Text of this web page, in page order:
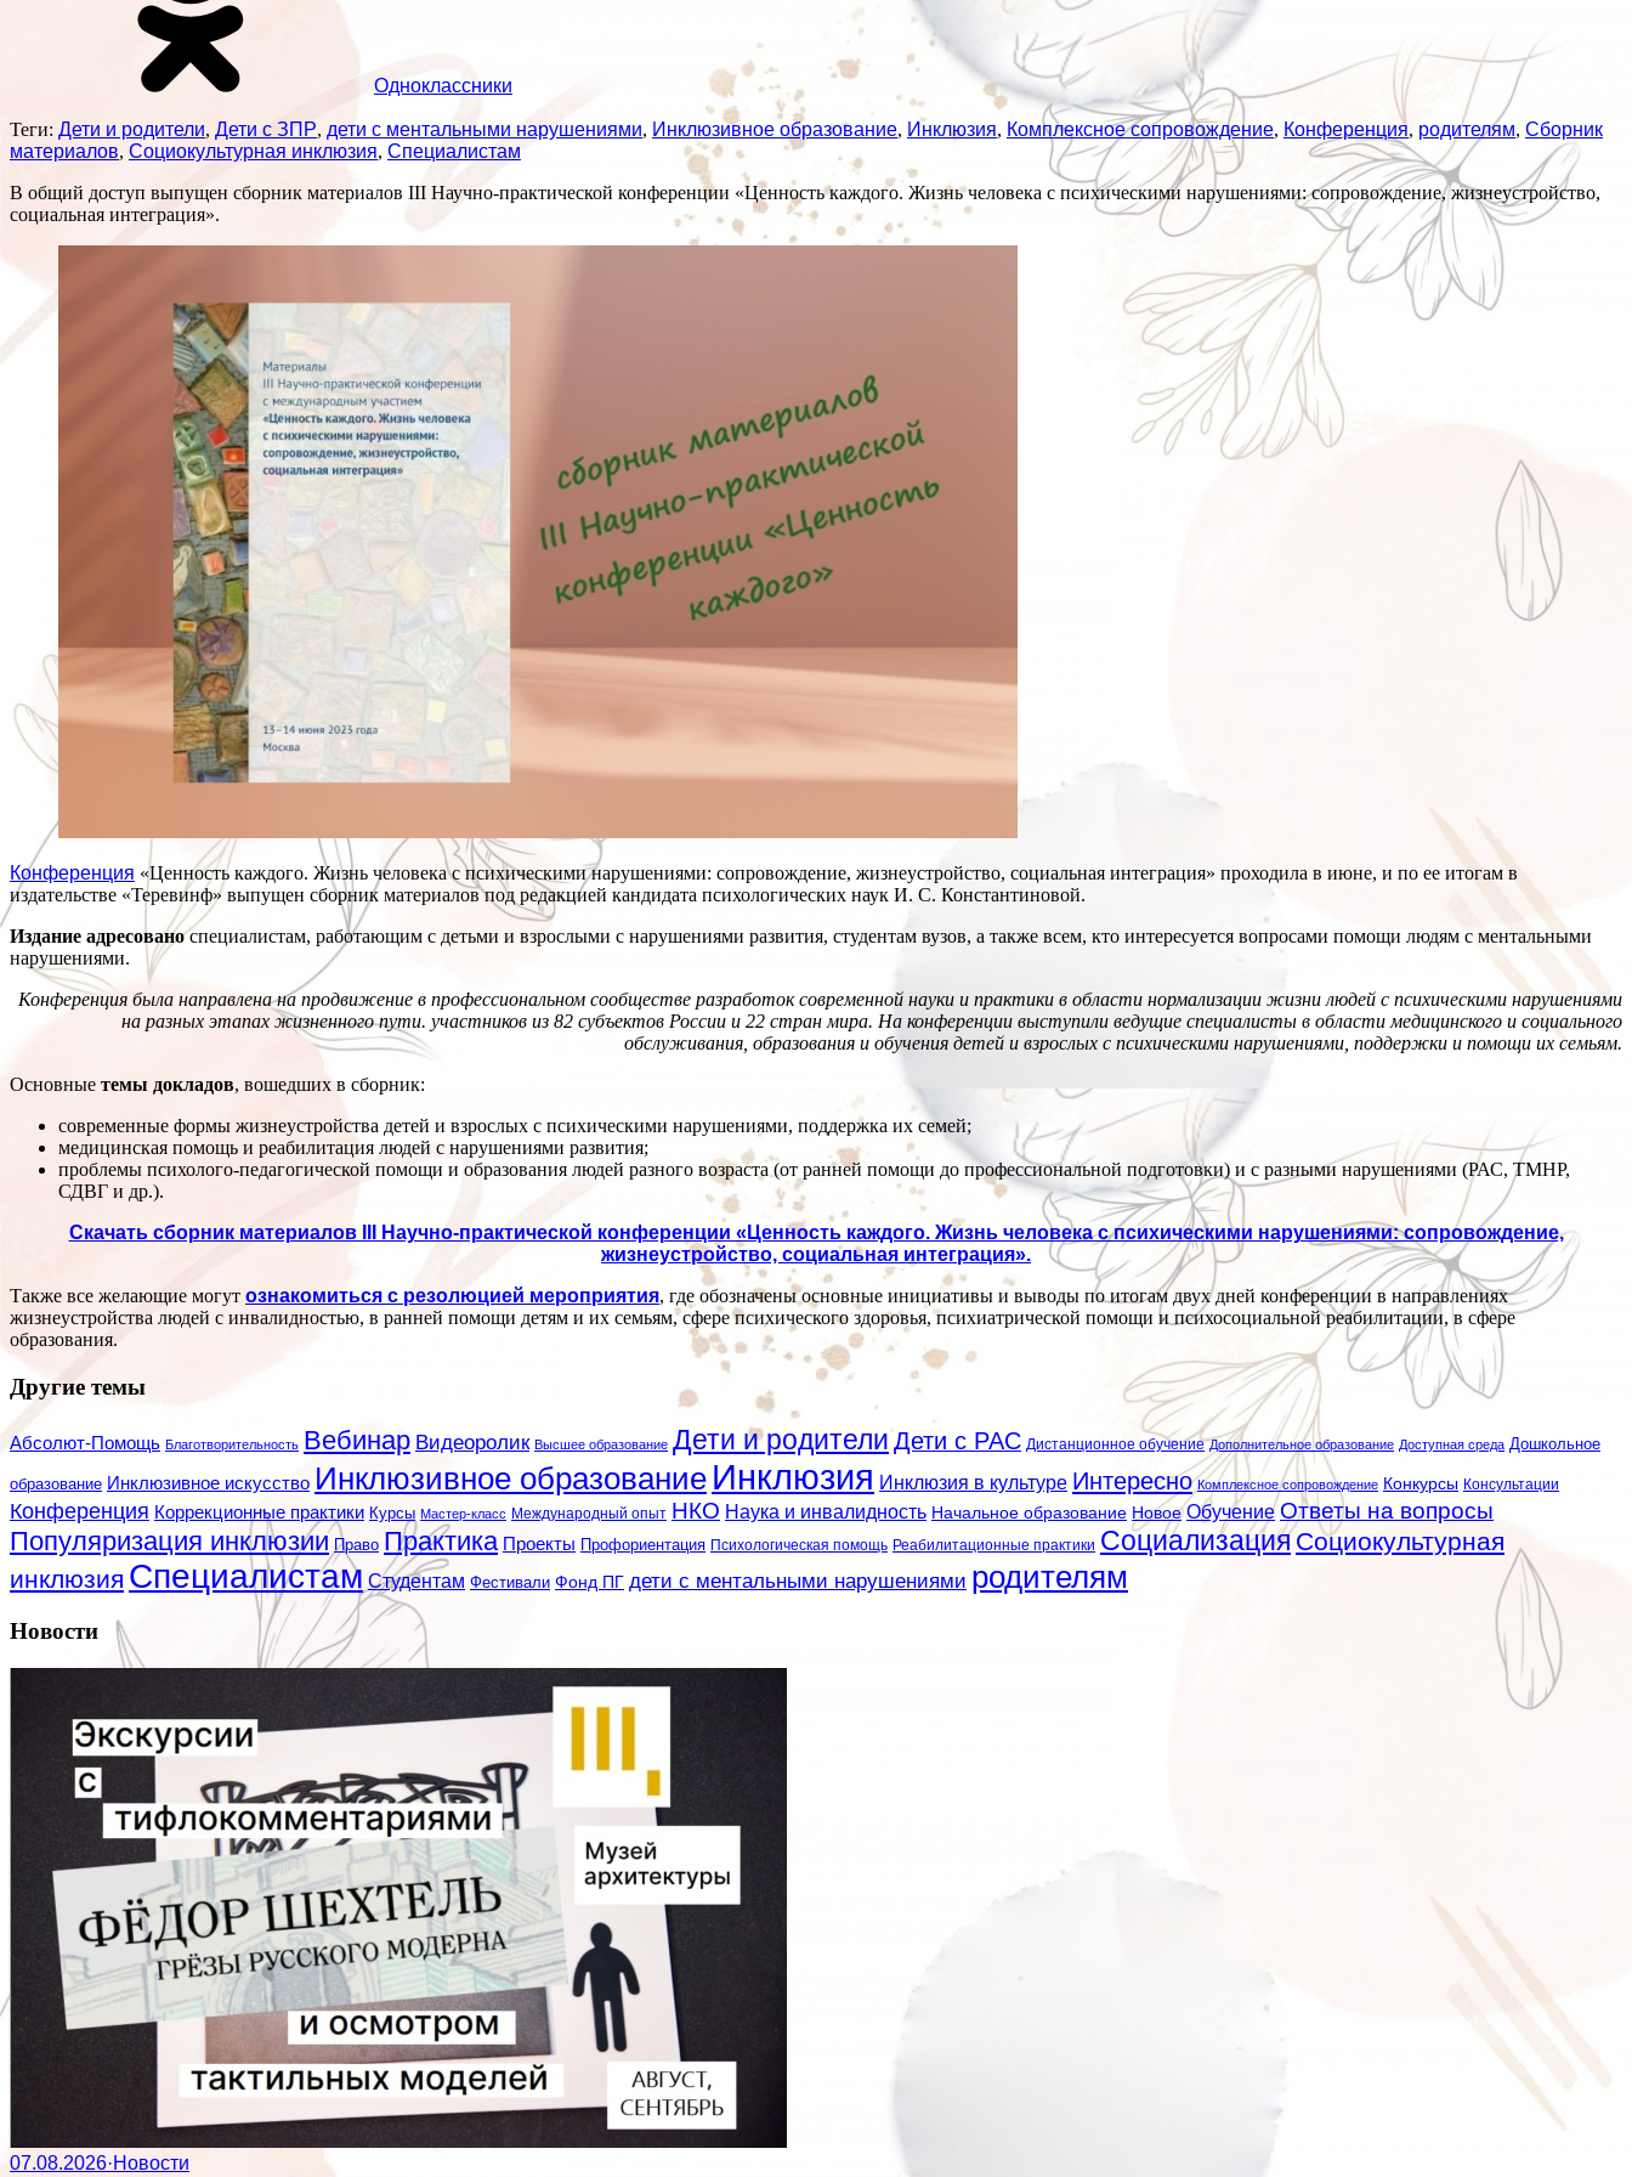
Одноклассники
Теги: Дети и родители, Дети с ЗПР, дети с ментальными нарушениями, Инклюзивное образование, Инклюзия, Комплексное сопровождение, Конференция, родителям, Сборник
материалов, Социокультурная инклюзия, Специалистам
В общий доступ выпущен сборник материалов III Научно-практической конференции «Ценность каждого. Жизнь человека с психическими нарушениями: сопровождение, жизнеустройство,
социальная интеграция».
Конференция «Ценность каждого. Жизнь человека с психическими нарушениями: сопровождение, жизнеустройство, социальная интеграция» проходила в июне, и по ее итогам в
издательстве «Теревинф» выпущен сборник материалов под редакцией кандидата психологических наук И. С. Константиновой.
Издание адресованоспециалистам, работающим с детьми и взрослыми с нарушениями развития, студентам вузов, а также всем, кто интересуется вопросами помощи людям с ментальными
нарушениями.
Конференция была направлена на продвижение в профессиональном сообществе разработок современной науки и практики в области нормализации жизни людей с психическими нарушениями
на разных этапах жизненного пути. участников из 82 субъектов России и 22 стран мира. На конференции выступили ведущие специалисты в области медицинского и социального
обслуживания, образования и обучения детей и взрослых с психическими нарушениями, поддержки и помощи их семьям.
Основные темы докладов, вошедших в сборник:
современные формы жизнеустройства детей и взрослых с психическими нарушениями, поддержка их семей;
медицинская помощь и реабилитация людей с нарушениями развития;
проблемы психолого-педагогической помощи и образования людей разного возраста (от ранней помощи до профессиональной подготовки) и с разными нарушениями (РАС, ТМНР,
СДВГ и др.).
Скачать сборник материалов III Научно-практической конференции «Ценность каждого. Жизнь человека с психическими нарушениями: сопровождение,
жизнеустройство, социальная интеграция».
Также все желающие могут ознакомиться с резолюцией мероприятия, где обозначены основные инициативы и выводы по итогам двух дней конференции в направлениях
жизнеустройства людей с инвалидностью, в ранней помощи детям и их семьям, сфере психического здоровья, психиатрической помощи и психосоциальной реабилитации, в сфере
образования.
Другие темы
Абсолют-Помощь Благотворительность Вебинар Видеоролик Высшее образование Дети и родители Дети с РАС Дистанционное обучение Дополнительное образование Доступная среда Дошкольное
образование Инклюзивное искусство Инклюзивное образование Инклюзия Инклюзия в культуре Интересно Комплексное сопровождение Конкурсы Консультации
Конференция Коррекционные практики Курсы Мастер-класс Международный опыт НКО Наука и инвалидность Начальное образование Новое Обучение Ответы на вопросы
Популяризация инклюзии Право Практика Проекты Профориентация Психологическая помощь Реабилитационные практики Социализация Социокультурная
инклюзия Специалистам Студентам Фестивали Фонд ПГ дети с ментальными нарушениями родителям
Новости
07.08.2026·Новости